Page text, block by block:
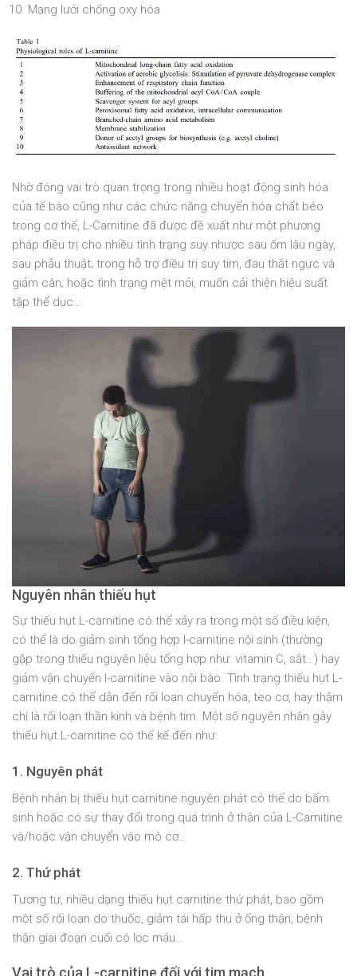
Mạng lưới chống oxy hóa
Nhờ đóng vai trò quan trọng trong nhiều hoạt động sinh hóa
của tế bào cũng như các chức năng chuyển hóa chất béo
trong cơ thể, L-Carnitine đã được đề xuất như một phương
pháp điều trị cho nhiều tình trạng suy nhược sau ốm lâu ngày,
sau phẫu thuật; trong hỗ trợ điều trị suy tim, đau thắt ngực và
giảm cân; hoặc tình trạng mệt mỏi, muốn cải thiện hiệu suất
tập thể dục…
Nguyên nhân thiếu hụt
Sự thiếu hụt L-carnitine có thể xảy ra trong một số điều kiện,
có thể là do giảm sinh tổng hợp l-carnitine nội sinh (thường
gặp trong thiếu nguyên liệu tổng hợp như: vitamin C, sắt…) hay
giảm vận chuyển l-carnitine vào nội bào. Tình trạng thiếu hụt L-
carnitine có thể dẫn đến rối loạn chuyển hóa, teo cơ, hay thậm
chí là rối loạn thần kinh và bệnh tim. Một số nguyên nhân gây
thiếu hụt L-carnitine có thể kể đến như:
1. Nguyên phát
Bệnh nhân bị thiếu hụt carnitine nguyên phát có thể do bẩm
sinh hoặc có sự thay đổi trong quá trình ở thận của L-Carnitine
và/hoặc vận chuyển vào mô cơ…
2. Thứ phát
Tương tự, nhiều dạng thiếu hụt carnitine thứ phát, bao gồm
một số rối loạn do thuốc, giảm tái hấp thu ở ống thận, bệnh
thận giai đoạn cuối có lọc máu…
Vai trò của L-carnitine đối với tim mạch